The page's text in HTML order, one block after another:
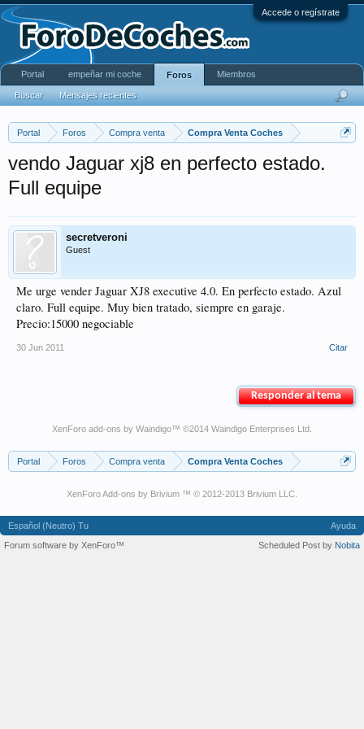
Accede o regístrate
Portal Foros Compra venta Compra Venta Coches
vendo Jaguar xj8 en perfecto estado.
Full equipe
secretveroni
Guest
Me urge vender Jaguar XJ8 executive 4.0. En perfecto estado. Azul
claro. Full equipe. Muy bien tratado, siempre en garaje.
Precio:15000 negociable
30 Jun 2011 Citar
Responder al tema
XenForo add-ons by Waindigo™ ©2014 Waindigo Enterprises Ltd
Portal Foros Compra venta Compra Venta Coches
XenForo Add-ons by Brivium ™ © 2012-2013 Brivium LLC.
Portal empeñar mi coche Foros
Buscar Mensajes recientes
Miembros
Español (Neutro) Tu
Ayuda
Forum software by XenForo™
Scheduled Post by Nobita